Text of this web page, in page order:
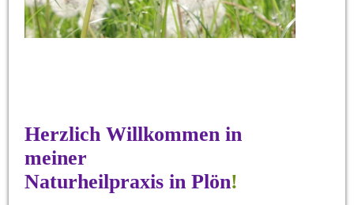
Herzlich Willkommen in
meiner
Naturheilpraxis in Plön!